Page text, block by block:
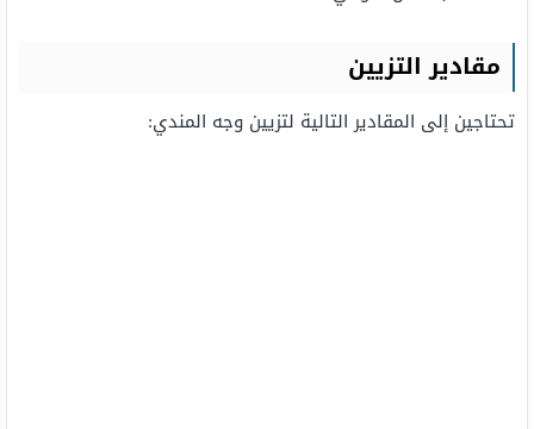
مقادير التزيين
تحتاجين إلى المقادير التالية لتزيين وجه المندي: